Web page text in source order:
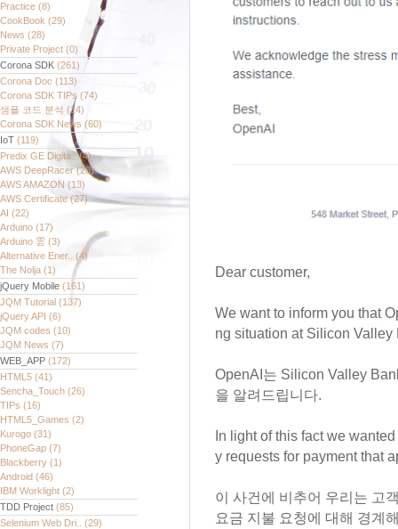
Practice (8)
CookBook (29)
News (28)
Private Project (0)
Corona SDK (261)
Corona Doc (113)
Corona SDK TIPs (74)
샘플 코드 분석 (14)
Corona SDK News (60)
IoT (119)
Predix GE Digita..(4)
AWS DeepRacer(28)
AWS AMAZON (13)
AWS Certificate(27)
AI (22)
Arduino (17)
Arduino 雲 (3)
Alternative Ener.. (4)
The Nolja (1)
jQuery Mobile (161)
JQM Tutorial (137)
jQuery API (6)
JQM codes (10)
JQM News (7)
WEB_APP (172)
HTML5 (41)
Sencha_Touch (26)
TIPs (16)
HTML5_Games (2)
Kurogo (31)
PhoneGap (7)
Blackberry (1)
Android (46)
IBM Worklight (2)
TDD Project (85)
Selenium Web Dri.. (29)
Dear customer,
We want to inform you that
ng situation at Silicon
OpenAI는 Silicon Valley
을 알려드립니다.
In light of this fact we
y requests for payment that
이 사건에 비추어 우리는 고
요금 지불 요청에 대해 경계